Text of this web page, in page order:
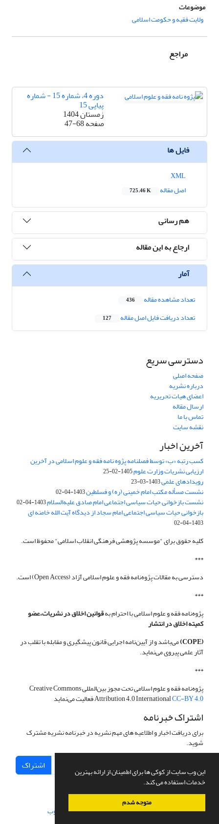
این وب سایت از کوکی ها برای اطمینان از ارائه بهترین
خدمات استفاده می کند.
متوجه شدم
موضوعات
ولایت فقیه و حکومت اسلامی
مراجع
دوره 4، شماره 15 - شماره
پیاپی 15
زمستان 1404
صفحه47-68
فایل ها
اصل مقاله
725.46 K
هم رسانی
ارجاع به این مقاله
آمار
تعداد مشاهده مقاله 436
تعداد دریافت فایل اصل مقاله 127
دسترسی سریع
صفحه اصلی
درباره نشریه
اعضای هیات تحریریه
ارسال مقاله
تماس با ما
نقشه سایت
آخرین اخبار
کسب رتبه «ب» توسط فصلنامه پژوه نامه فقه و علوم اسلامی در آخرین
ارزیابی نشریات وزارت علوم1405-02-25
رویدادهای علمی1403-03-23
نشست مسأله مکتب امام خمینی (ره) و فسلطین1403-04-02
نشست بازخوانی حیات سیاسی اجتماعی امام صادق علیه‌السلام1403-04-02
بازخوانی حیات سیاسی اجتماعی امام سجاد از دیدگاه آیت الله خامنه ای
1403-04-02
کلیه حقوق برای "موسسه پژوهشی فرهنگی انقلاب اسلامی" محفوظ است.
***
دسترسی به مقالات پژوه‌نامه فقه و علوم اسلامی آزاد (Open Access) است.
***
پژوه‌نامه فقه و علوم اسلامی با احترام بهقوانین اخلاق در نشریات،عضو
کمیته اخلاق در انتشار
(COPE)
می‌باشد و از آیین‌نامه اجرایی قانون پیشگیری و مقابله با تقلب در
آثار علمی پیروی می‌نماید.
***
پژوه‌نامه فقه و علوم اسلامی تحت مجوز بین‌المللی Creative Commons
Attribution 4.0 InternationalCC-BY 4.0 فعالیت می‌نماید
اشتراک خبرنامه
برای دریافت اخبار و اطلاعیه های مهم نشریه در خبرنامه نشریه مشترک
شوید.
اشتراک
سامانه مدیریت نشریات علمی.طراحی و پیاده سازی از سیناوب